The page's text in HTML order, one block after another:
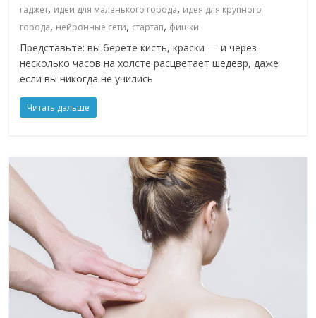
гаджет, идеи для маленького города, идея для крупного
города, нейронные сети, стартап, фишки
Представьте: вы берете кисть, краски — и через
несколько часов на холсте расцветает шедевр, даже
если вы никогда не учились
Читать дальше